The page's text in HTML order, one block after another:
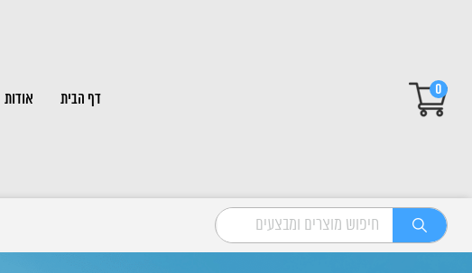
0
דף הבית אודות